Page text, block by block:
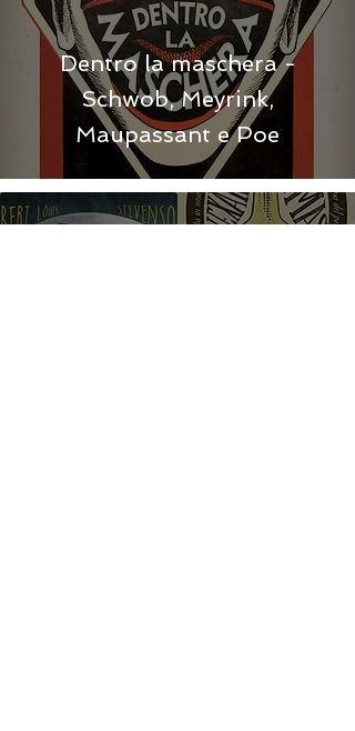
Dentro la maschera -
Schwob, Meyrink,
Maupassant e Poe